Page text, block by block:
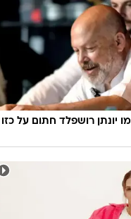
יונתן רושפלד חתום על כזו